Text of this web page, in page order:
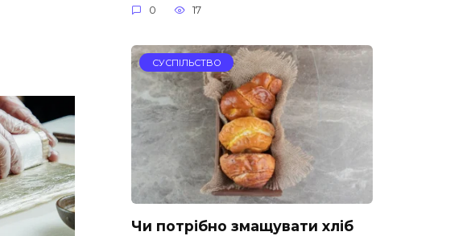
0 17
СУСПІЛЬСТВО
Чи потрібно змащувати хліб